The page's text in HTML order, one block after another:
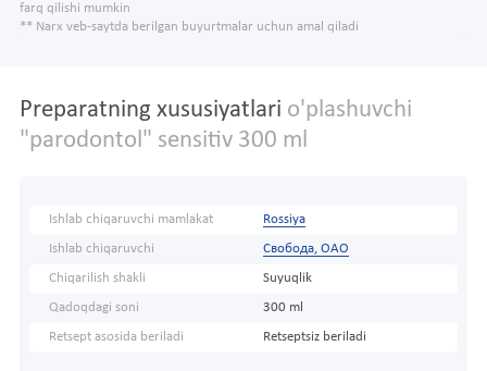
farq qilishi mumkin
** Narx veb-saytda berilgan buyurtmalar uchun amal qiladi
Preparatning xususiyatlari o'plashuvchi
"parodontol" sensitiv 300 ml
Ishlab chiqaruvchi mamlakat Rossiya
Ishlab chiqaruvchi Свобода, ОАО
Chiqarilish shakli Suyuqlik
Qadoqdagi soni 300 ml
Retsept asosida beriladi Retseptsiz beriladi